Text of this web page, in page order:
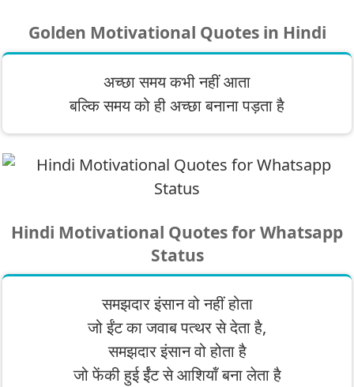
Golden Motivational Quotes in Hindi
अच्छा समय कभी नहीं आता
बल्कि समय को ही अच्छा बनाना पड़ता है
Hindi Motivational Quotes for Whatsapp
Status
समझदार इंसान वो नहीं होता
जो ईंट का जवाब पत्‍थर से देता है,
समझदार इंसान वो होता है
जो फेंकी हुई र्ईंट से आशियॉं बना लेता है